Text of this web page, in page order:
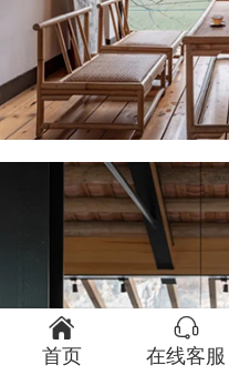

首页

在线客服